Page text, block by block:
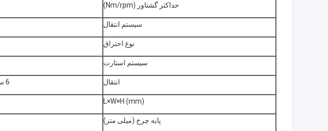
حداکثر گشتاور (Nm/rpm)
سیستم انتقال
نوع احتراق
سیستم استارت
انتقال 6 سرعت، بین المللی
L×W×H (mm)
پایه چرخ (میلی متر)